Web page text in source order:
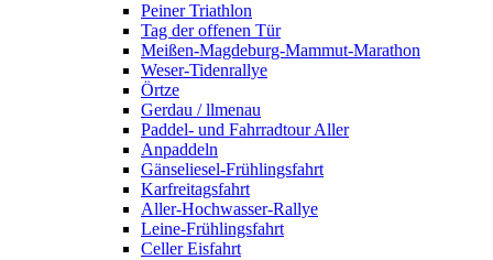
Peiner Triathlon
Tag der offenen Tür
Meißen-Magdeburg-Mammut-Marathon
Weser-Tidenrallye
Örtze
Gerdau / llmenau
Paddel- und Fahrradtour Aller
Anpaddeln
Gänseliesel-Frühlingsfahrt
Karfreitagsfahrt
Aller-Hochwasser-Rallye
Leine-Frühlingsfahrt
Celler Eisfahrt